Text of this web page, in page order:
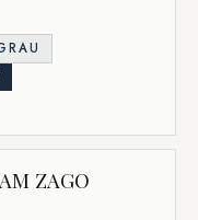
ZAGO